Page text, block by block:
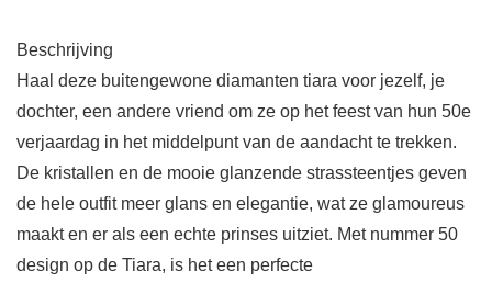
Beschrijving
Haal deze buitengewone diamanten tiara voor jezelf, je
dochter, een andere vriend om ze op het feest van hun 50e
verjaardag in het middelpunt van de aandacht te trekken.
De kristallen en de mooie glanzende strassteentjes geven
de hele outfit meer glans en elegantie, wat ze glamoureus
maakt en er als een echte prinses uitziet. Met nummer 50
design op de Tiara, is het een perfecte